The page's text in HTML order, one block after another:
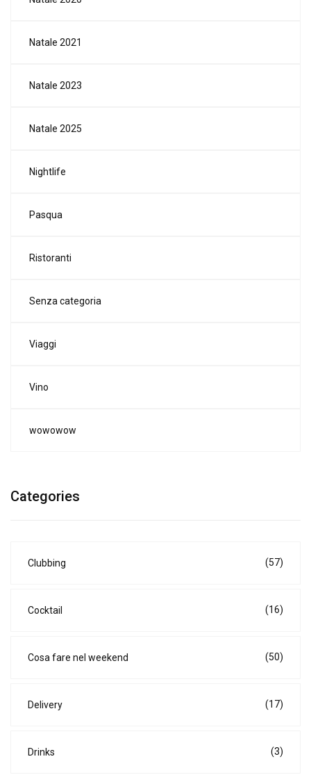
Natale 2021
Natale 2023
Natale 2025
Nightlife
Pasqua
Ristoranti
Senza categoria
Viaggi
Vino
wowowow
Categories
Clubbing (57)
Cocktail (16)
Cosa fare nel weekend (50)
Delivery (17)
Drinks (3)